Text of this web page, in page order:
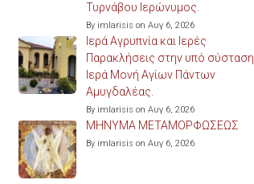
Τυρνάβου Ιερώνυμος.
By imlarisis on Αυγ 6, 2026
Ιερά Αγρυπνία και Ιερές
Παρακλήσεις στην υπό σύσταση
Ιερά Μονή Αγίων Πάντων
Αμυγδαλέας.
By imlarisis on Αυγ 6, 2026
ΜΗΝΥΜΑ ΜΕΤΑΜΟΡΦΩΣΕΩΣ
By imlarisis on Αυγ 6, 2026